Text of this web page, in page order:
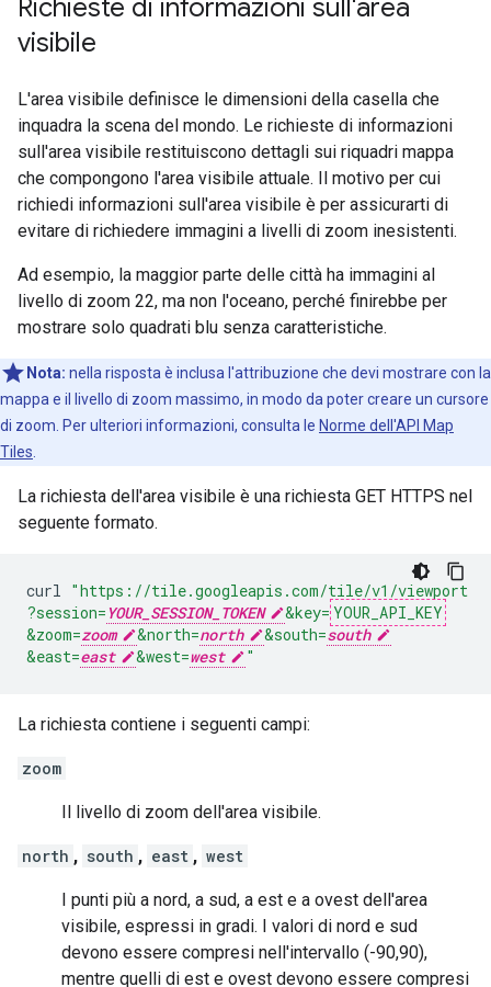
Richieste di informazioni sull'area
visibile
L'area visibile definisce le dimensioni della casella che
inquadra la scena del mondo. Le richieste di informazioni
sull'area visibile restituiscono dettagli sui riquadri mappa
che compongono l'area visibile attuale. Il motivo per cui
richiedi informazioni sull'area visibile è per assicurarti di
evitare di richiedere immagini a livelli di zoom inesistenti.
Ad esempio, la maggior parte delle città ha immagini al
livello di zoom 22, ma non l'oceano, perché finirebbe per
mostrare solo quadrati blu senza caratteristiche.
Nota: nella risposta è inclusa l'attribuzione che devi mostrare con la
mappa e il livello di zoom massimo, in modo da poter creare un cursore
di zoom. Per ulteriori informazioni, consulta le Norme dell'API Map
Tiles
La richiesta dell'area visibile è una richiesta GET HTTPS nel
seguente formato.
curl "https://tile.googleapis.com/tile/v1/viewport
?session= YOUR_SESSION_TOKEN &key= YOUR_API_KEY
&zoom=zoom &north=north &south=south
&east=east &west=west "
La richiesta contiene i seguenti campi:
zoom
Il livello di zoom dell'area visibile.
north , south , east , west
I punti più a nord, a sud, a est e a ovest dell'area
visibile, espressi in gradi. I valori di nord e sud
devono essere compresi nell'intervallo (-90,90),
mentre quelli di est e ovest devono essere compresi